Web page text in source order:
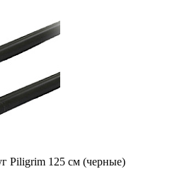
Piligrim 125 см (черные)